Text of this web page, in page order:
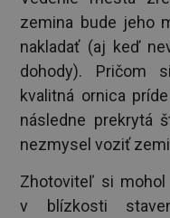
zemina bude jeho
nakladať (aj keď
dohody). Pričom
kvalitná ornica
následne prekrytá
nezmysel voziť
Zhotoviteľ si
v blízkosti